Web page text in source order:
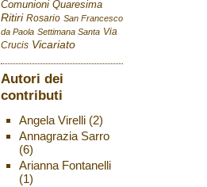
Comunioni Quaresima
Ritiri Rosario San Francesco
da Paola Settimana Santa Via
Crucis Vicariato
Autori dei
contributi
Angela Virelli(2)
Annagrazia Sarro
(6)
Arianna Fontanelli
(1)